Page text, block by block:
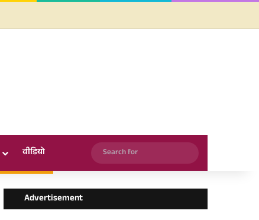
वीडियो
Search
for
Advertisement